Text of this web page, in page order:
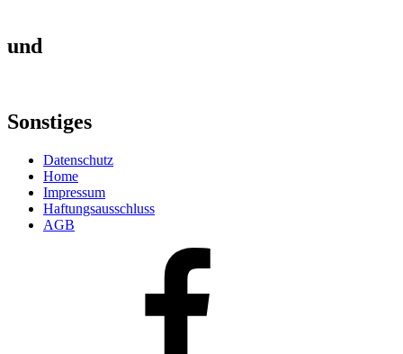
und
Sonstiges
Datenschutz
Home
Impressum
Haftungsausschluss
AGB